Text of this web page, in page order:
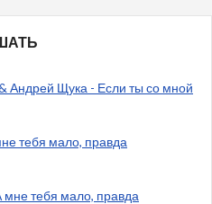
Андрей Щука - Если ты со мной
тебя мало, правда
тебя мало, правда